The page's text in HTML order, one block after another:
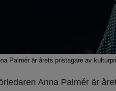
Palmér är årets pristagare av
Anna Palmér är